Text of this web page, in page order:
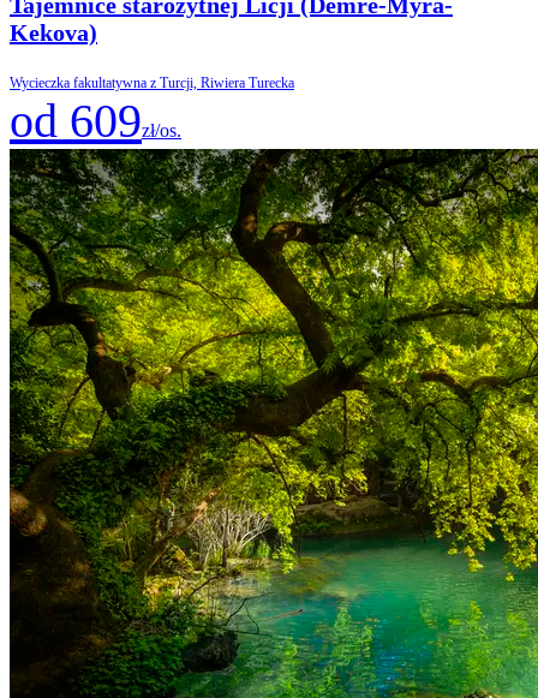
Kekova)
Wycieczka fakultatywna z Turcji, Riwiera Turecka
od 609zł/os.